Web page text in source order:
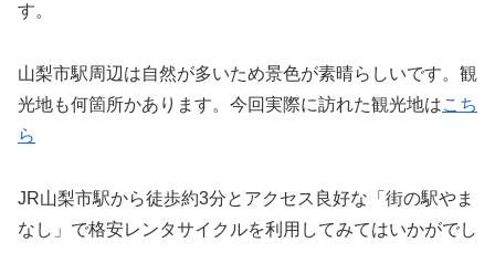
す。
山梨市駅周辺は自然が多いため景色が素晴らしいです。観
光地も何箇所かあります。今回実際に訪れた観光地はこち
ら
JR山梨市駅から徒歩約3分とアクセス良好な「街の駅やま
なし」で格安レンタサイクルを利用してみてはいかがでし